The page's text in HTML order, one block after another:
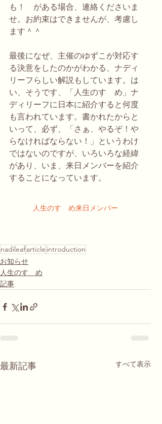
も！　がある場合、連絡くださいま
せ。お約束はできませんが、考慮し
ます＾＾
最後になぜ、主催のゆずこが対応す
る決意をしたのかがわかる、ナディ
リーフらしい解説もしています。は
い、そうです、「人生のすゝめ」ナ
ディリーフに日本に紹介すると何度
も言われています。書かれたからと
いって、必ず、「さぁ、やるぞ！や
らなければならない！」というわけ
ではないのですが、いろいろな経緯
があり、いま、来日メンバーを紹介
することになっています。
人生のすゝめ来日メンバー
nadileafarticle introduction
お知らせ
人生のすゝめ
記事
最新記事 すべて表示